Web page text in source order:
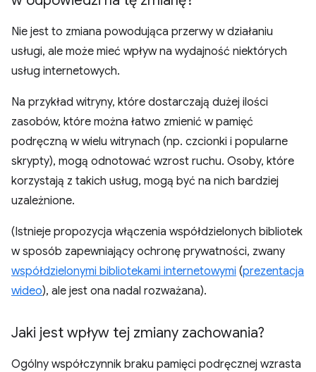
Nie jest to zmiana powodująca przerwy w działaniu
usługi, ale może mieć wpływ na wydajność niektórych
usług internetowych.
Na przykład witryny, które dostarczają dużej ilości
zasobów, które można łatwo zmienić w pamięć
podręczną w wielu witrynach (np. czcionki i popularne
skrypty), mogą odnotować wzrost ruchu. Osoby, które
korzystają z takich usług, mogą być na nich bardziej
uzależnione.
(Istnieje propozycja włączenia współdzielonych bibliotek
w sposób zapewniający ochronę prywatności, zwany
współdzielonymi bibliotekami internetowymi (prezentacja
wideo), ale jest ona nadal rozważana).
Jaki jest wpływ tej zmiany zachowania?
Ogólny współczynnik braku pamięci podręcznej wzrasta